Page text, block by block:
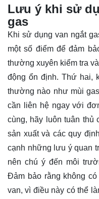
Lưu ý khi sử
gas
Khi sử dụng van ngắt
một số điểm để đảm
thường xuyên kiểm tra
động ổn định. Thứ hai,
thường nào như mùi
cần liên hệ ngay với
cùng, hãy luôn tuân thủ
sản xuất và các quy
cạnh những lưu ý quan
nên chú ý đến môi
Đảm bảo rằng không
van, vì điều này có thể